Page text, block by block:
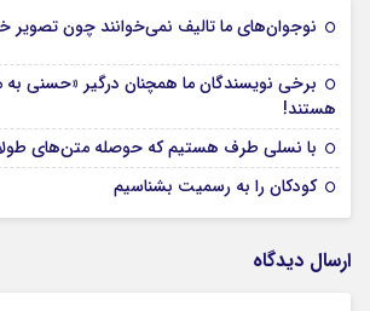
نوجوان‌های ما تالیف نمی‌خوانند چون تصویر
برخی نویسندگان ما همچنان درگیر «حسنی
هستند!
با نسلی طرف هستیم که حوصله متن‌های
کودکان را به رسمیت بشناسیم
ارسال دیدگاه